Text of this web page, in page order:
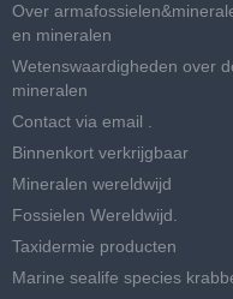
Over
en mineralen
Wetenswaardigheden over
mineralen
Contact via email .
Binnenkort verkrijgbaar
Mineralen wereldwijd
Fossielen Wereldwijd.
Taxidermie producten
Marine sealife species